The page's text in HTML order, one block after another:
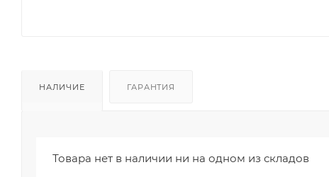
НАЛИЧИЕ ГАРАНТИЯ
Товара нет в наличии ни на одном из складов